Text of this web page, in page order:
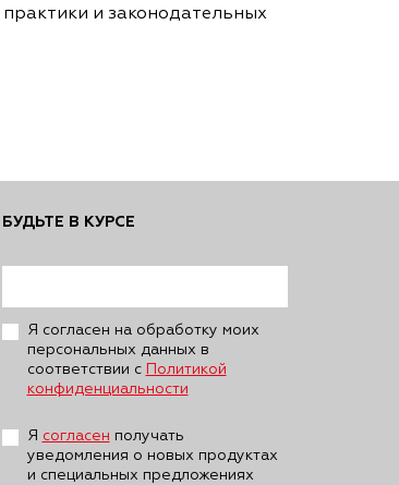
и законодательных
БУДЬТЕ В КУРСЕ
Я согласен на обработку моих
персональных данных в
соответствии с Политикой
конфиденциальности
Я согласен получать
уведомления о новых продуктах
и специальных предложениях